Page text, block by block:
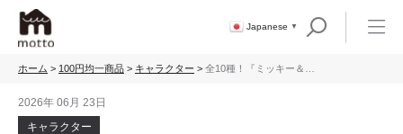
Japanese ▼
ホーム > 100円均一商品 > キャラクター > 全10種！『ミッキー＆フ
2026年 06月 23日
キャラクター